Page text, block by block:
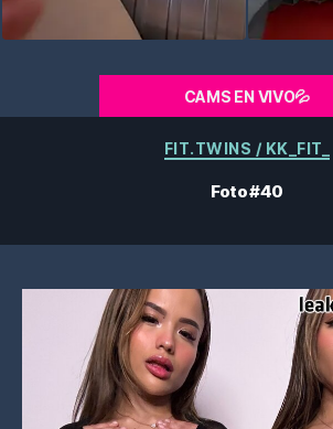
CAMS EN VIVO💦
Categorías
FIT.TWINS / KK_FIT_
Foto #40